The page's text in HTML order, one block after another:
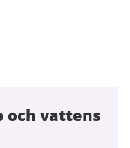
och vattens